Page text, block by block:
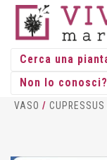
VASO / CUPRESSUS